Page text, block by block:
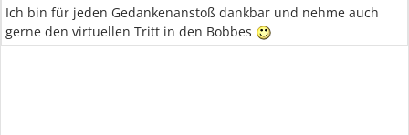
Ich bin für jeden Gedankenanstoß dankbar und nehme auch
gerne den virtuellen Tritt in den Bobbes